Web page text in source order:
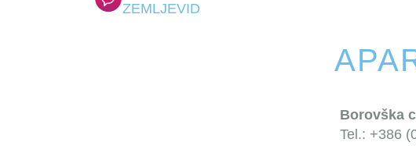
ZEMLJEVID
Borovška
Tel.: +386